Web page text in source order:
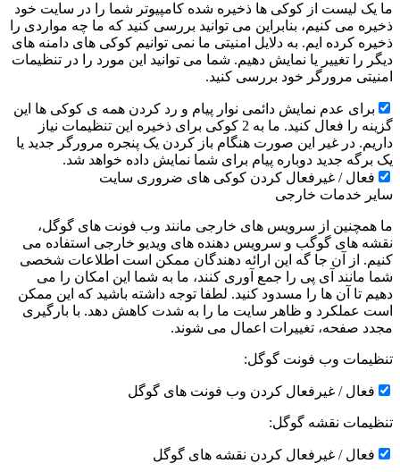
ما یک لیست از کوکی ها ذخیره شده کامپیوتر شما را در سایت خود
ذخیره می کنیم، بنابراین می توانید بررسی کنید که ما چه مواردی را
ذخیره کرده ایم. به دلایل امنیتی ما نمی توانیم کوکی های دامنه های
دیگر را تغییر یا نمایش دهیم. شما می توانید این مورد را در تنظیمات
امنیتی مرورگر خود بررسی کنید.
برای عدم نمایش دائمی نوار پیام و رد کردن همه ی کوکی ها این
گزینه را فعال کنید. ما به 2 کوکی برای ذخیره این تنظیمات نیاز
داریم. در غیر این صورت هنگام باز کردن یک پنجره مرورگر جدید یا
یک برگه جدید دوباره پیام برای شما نمایش داده خواهد شد.
فعال / غیرفعال کردن کوکی های ضروری سایت
سایر خدمات خارجی
ما همچنین از سرویس های خارجی مانند وب فونت های گوگل،
نقشه های گوگب و سرویس دهنده های ویدیو خارجی استفاده می
کنیم. از آن جا گه این ارائه دهندگان ممکن است اطلاعات شخصی
شما مانند آی پی را جمع آوری کنند، ما به شما این امکان را می
دهیم تا آن ها را مسدود کنید. لطفا توجه داشته باشید که این ممکن
است عملکرد و ظاهر سایت ما را به شدت کاهش دهد. با بارگیری
مجدد صفحه، تغییرات اعمال می شوند.
تنظیمات وب فونت گوگل:
فعال / غیرفعال کردن وب فونت های گوگل
تنظیمات نقشه گوگل:
فعال / غیرفعال کردن نقشه های گوگل